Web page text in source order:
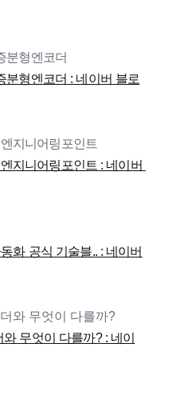
분형엔코더
분형엔코더 : 네이버 블로
지니어링포인트
지니어링포인트 : 네이버
화 공식 기술블.. : 네이버
와 무엇이 다를까?
무엇이 다를까? : 네이